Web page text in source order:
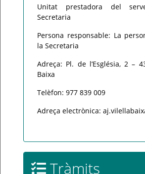
Unitat prestadora del
Secretaria
Persona responsable: La
la Secretaria
Adreça: Pl. de l’Església, 2 –
Baixa
Telèfon: 977 839 009
Adreça electrònica:
Tràmits